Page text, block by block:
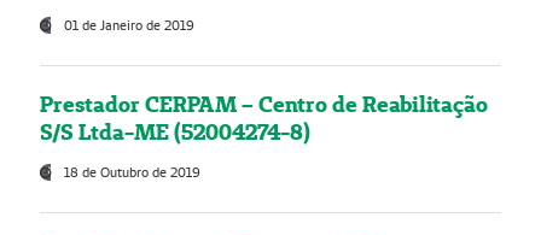
01 de Janeiro de 2019
Prestador CERPAM – Centro de Reabilitação
S/S Ltda-ME (52004274-8)
18 de Outubro de 2019